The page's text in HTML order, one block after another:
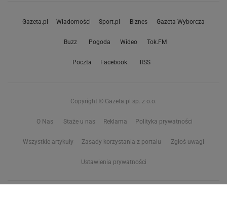
Gazeta.pl Wiadomości Sport.pl Biznes Gazeta Wyborcza
Buzz Pogoda Wideo Tok.FM
Poczta Facebook RSS
Copyright © Gazeta.pl sp. z o.o.
O Nas Staże u nas Reklama Polityka prywatności
Wszystkie artykuły Zasady korzystania z portalu Zgłoś uwagi
Ustawienia prywatności